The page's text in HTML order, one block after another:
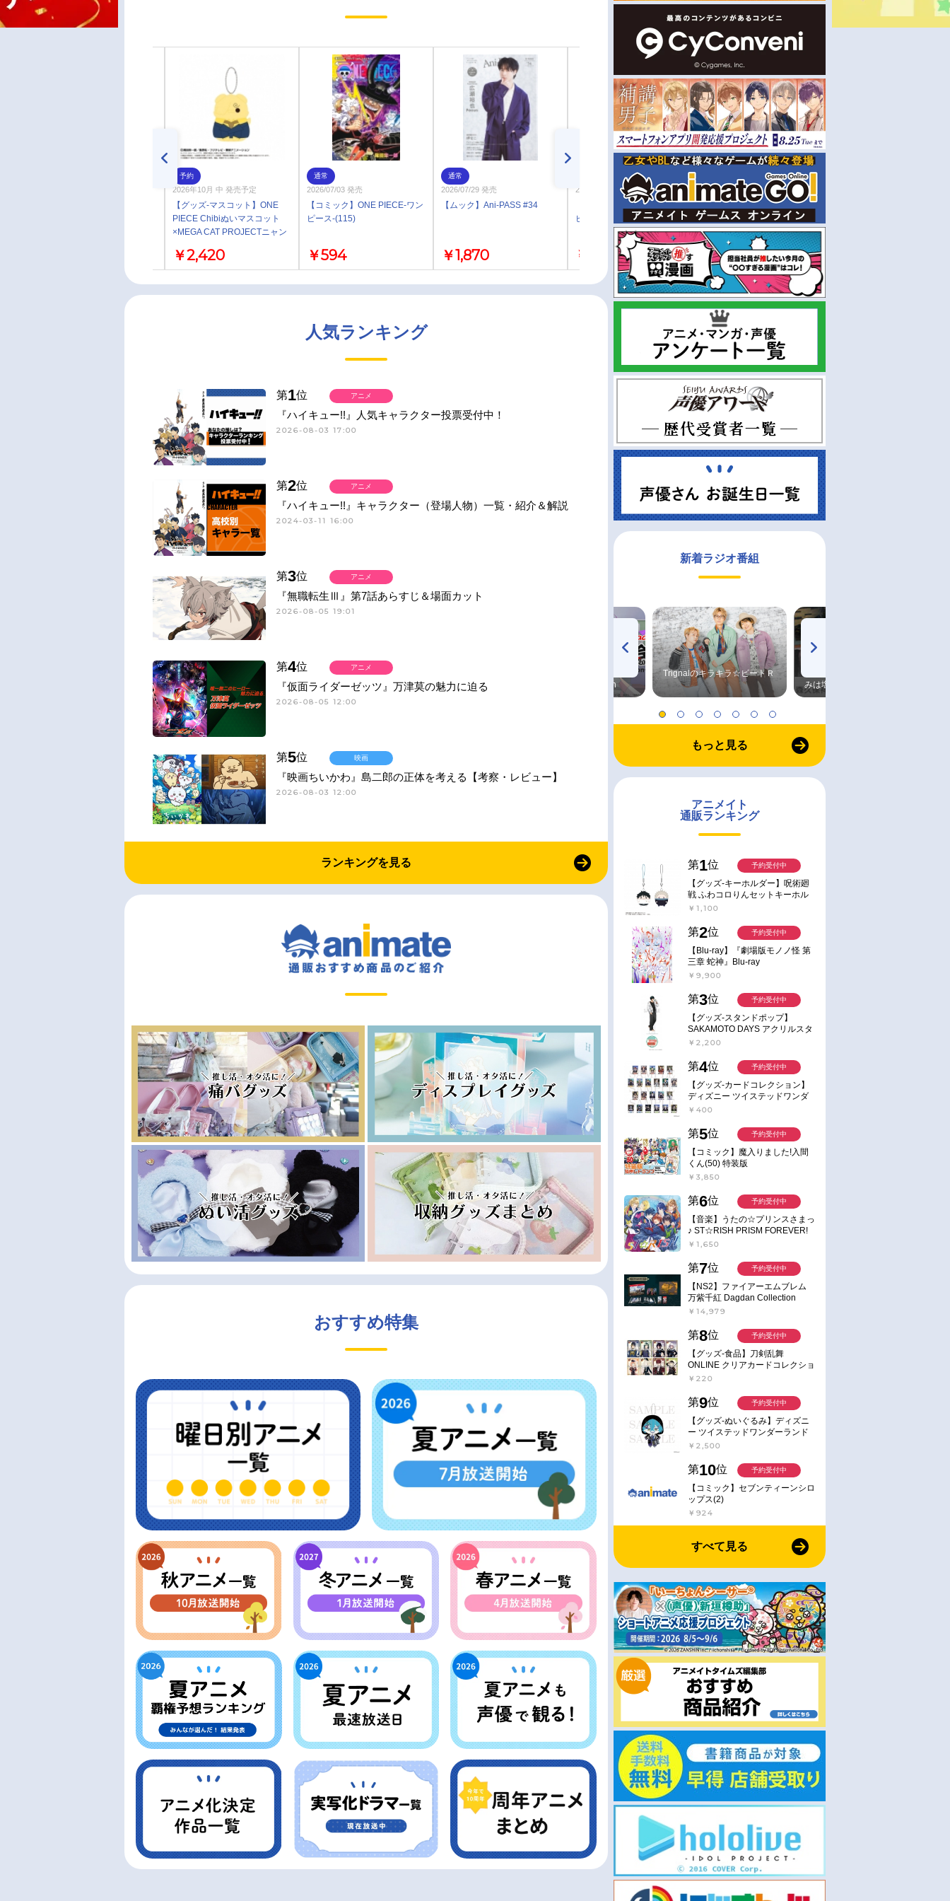
予約
2026年10月 中 発売予定
【グッズ-マスコット】ONE
PIECE Chibiぬいマスコット
×MEGA CAT PROJECTニャン
￥2,420
通常
2026/07/03 発売
【コミック】ONE PIECE-ワン
ピース-(115)
￥594
通常
2026/07/29 発売
【ムック】Ani-PASS #34
￥1,870
2026/03/04 発売
【コミック】ONE PIECE-ワン
ピース-(114)
￥572
2026年12月 下旬 発売予定
【フィギュア】るかっぷ ONE
PIECE バギー 幼少期Ver.
￥3,740
人気ランキング
第1位
『ハイキュー!!』人気キャラクター投票受付中！
2026-08-03 17:00
アニメ
第2位
『ハイキュー!!』キャラクター（登場人物）一覧・紹介＆解説
2024-03-11 16:00
アニメ
第3位
『無職転生Ⅲ』第7話あらすじ＆場面カット
2026-08-05 19:01
アニメ
第4位
『仮面ライダーゼッツ』万津莫の魅力に迫る
2026-08-05 12:00
アニメ
第5位
『映画ちいかわ』島二郎の正体を考える【考察・レビュー】
2026-08-03 12:00
映画
ランキングを見る
おすすめ特集
新着ラジオ番組
高橋美紀のおんぷの気持ち
♪ in アニメイトタイムズ
radio 大直会 2nd season
Trignalのキラキラ☆ビートＲ
みは塩だけ
もっと見る
アニメイト
通販ランキング
第1位
【グッズ-キーホルダー】呪術廻
戦 ふわコロりんセットキーホル
ダー【アニメイト特典付】
￥1,100
予約受付中
第2位
【Blu-ray】『劇場版モノノ怪 第
三章 蛇神』Blu-ray
￥9,900
予約受付中
第3位
【グッズ-スタンドポップ】
SAKAMOTO DAYS アクリルスタ
ンド～Sunny Afternoon～ 4.南雲
￥2,200
予約受付中
第4位
【グッズ-カードコレクション】
ディズニー ツイステッドワンダ
ーランド ランダムカードコレク
￥400
予約受付中
第5位
【コミック】魔入りました!入間
くん(50) 特装版
￥3,850
予約受付中
第6位
【音楽】うたの☆プリンスさまっ
♪ ST☆RISH PRISM FOREVER!
￥1,650
予約受付中
第7位
【NS2】ファイアーエムブレム
万紫千紅 Dagdan Collection
￥14,979
予約受付中
第8位
【グッズ-食品】刀剣乱舞
ONLINE クリアカードコレクショ
ンガム
￥220
予約受付中
第9位
【グッズ-ぬいぐるみ】ディズニ
ー ツイステッドワンダーランド
ミニミニぬいぐるみ(クラブ・ウ
￥2,500
予約受付中
第10位
【コミック】セブンティーンシロ
ップス(2)
￥924
予約受付中
すべて見る